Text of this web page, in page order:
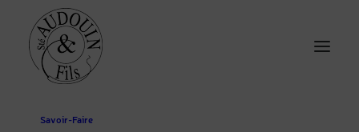
Savoir-Faire